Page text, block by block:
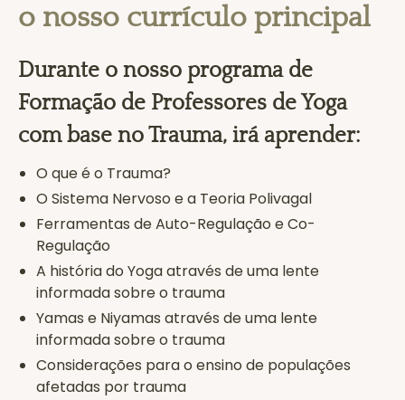
o nosso currículo principal
Durante o nosso programa de
Formação de Professores de Yoga
com base no Trauma, irá aprender:
O que é o Trauma?
O Sistema Nervoso e a Teoria Polivagal
Ferramentas de Auto-Regulação e Co-
Regulação
A história do Yoga através de uma lente
informada sobre o trauma
Yamas e Niyamas através de uma lente
informada sobre o trauma
Considerações para o ensino de populações
afetadas por trauma